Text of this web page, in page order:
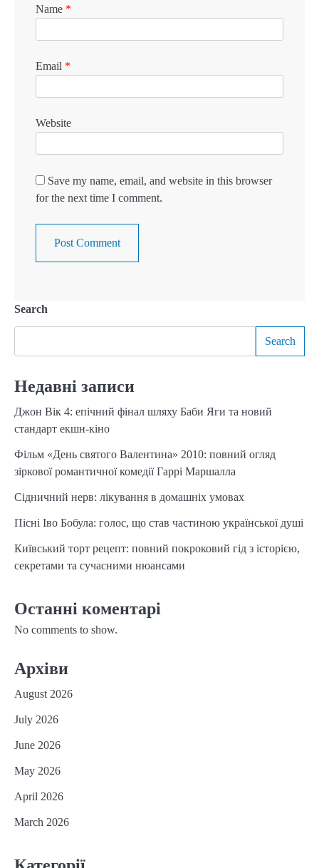
Name *
Email *
Website
Save my name, email, and website in this browser
for the next time I comment.
Search
Search
Недавні записи
Джон Вік 4: епічний фінал шляху Баби Яги та новий
стандарт екшн-кіно
Фільм «День святого Валентина» 2010: повний огляд
зіркової романтичної комедії Гаррі Маршалла
Сідничний нерв: лікування в домашніх умовах
Пісні Іво Бобула: голос, що став частиною української душі
Київський торт рецепт: повний покроковий гід з історією,
секретами та сучасними нюансами
Останні коментарі
No comments to show.
Архіви
August 2026
July 2026
June 2026
May 2026
April 2026
March 2026